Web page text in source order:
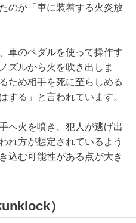
のが「車に装着する火炎放
車のペダルを使って操作す
ズルから火を吹き出しま
ため相手を死に至らしめる
する」と言われています。
へ火を噴き、犯人が逃げ出
れ方が想定されているよう
込む可能性がある点が大き
）